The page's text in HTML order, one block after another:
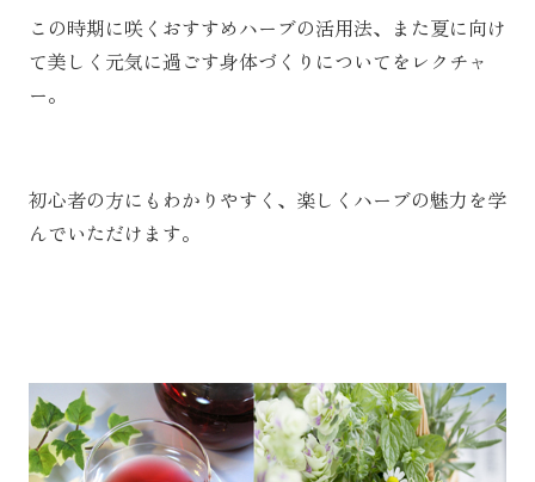
この時期に咲くおすすめハーブの活用法、また夏に向け
て美しく元気に過ごす身体づくりについてをレクチャ
ー。
初心者の方にもわかりやすく、楽しくハーブの魅力を学
んでいただけます。